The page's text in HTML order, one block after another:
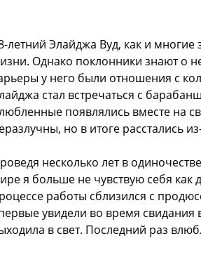
летний Элайджа Вуд, как и
Однако поклонники знают о
у него были отношения с
стал встречаться с
появлялись вместе на
но в итоге расстались
несколько лет в
я больше не чувствую себя как
работы сблизился с
увидели во время
в свет. Последний раз